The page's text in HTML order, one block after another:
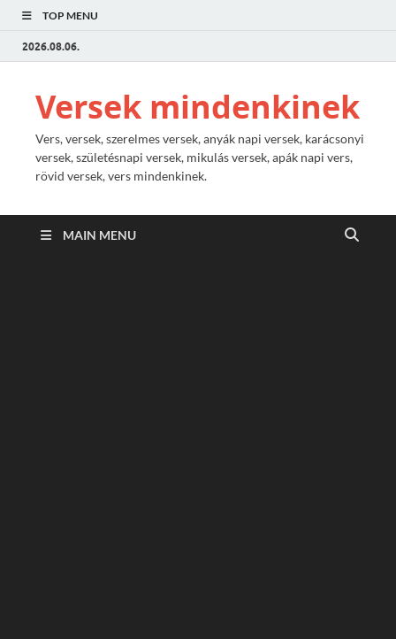
TOP MENU
2026.08.06.
Versek mindenkinek
Vers, versek, szerelmes versek, anyák napi versek, karácsonyi
versek, születésnapi versek, mikulás versek, apák napi vers,
rövid versek, vers mindenkinek.
MAIN MENU